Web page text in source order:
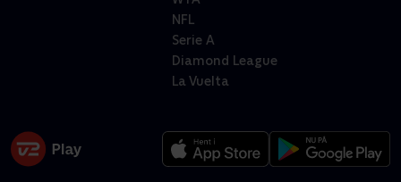
NFL
Serie A
Diamond League
La Vuelta